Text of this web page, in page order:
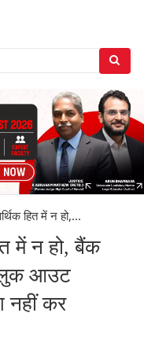
हित में न हो,...
में न हो, बैंक
'लुक आउट
नहीं कर